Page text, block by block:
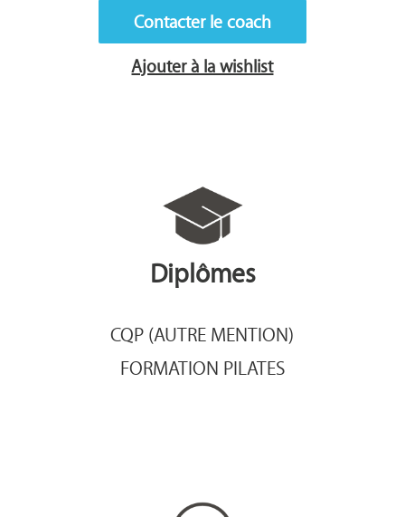
Contacter le coach
Ajouter à la wishlist
Diplômes
CQP (AUTRE MENTION)
FORMATION PILATES